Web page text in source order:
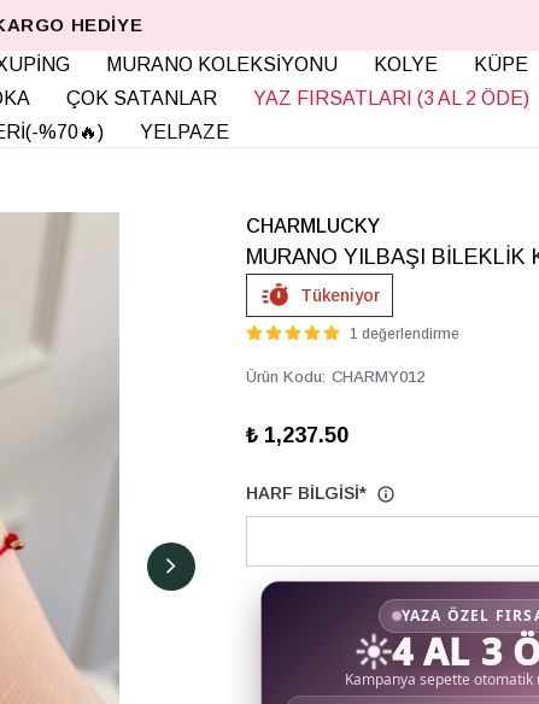
HEDIYE
MURANO KOLEKSİYONU KOLYE
KÜPE
ÇOK SATANLAR
YAZ FIRSATLARI (3 AL 2 ÖDE)
%70🔥)
YELPAZE
CHARMLUCKY
MURANO YILBAŞI BİLEKLİK
Tükeniyor
1 değerlendirme
Ürün Kodu: CHARMY012
₺ 1,237.50
HARF BİLGİSİ*
YAZA ÖZEL
☀️4 AL 3
Kampanya sepette otomatik